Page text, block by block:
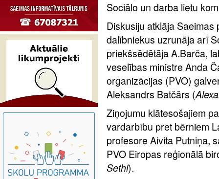
Sociālo un darba lietu
Diskusiju atklāja
dalībniekus uzrunāja arī
priekšsēdētāja A.Barča,
veselības ministre Anda
organizācijas (PVO)
Aleksandrs Batčārs (
Ziņojumu klātesošajiem
vardarbību pret bērniem
profesore Aivita Putniņa,
PVO Eiropas reģionālā
Sethi).